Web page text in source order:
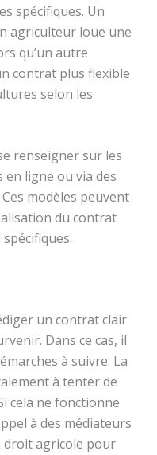
spécifiques. Un
agriculteur loue une
qu’un autre
contrat plus flexible
selon les
renseigner sur les
ligne ou via des
modèles peuvent
du contrat
un contrat clair
Dans ce cas, il
à suivre. La
à tenter de
cela ne fonctionne
à des médiateurs
droit agricole pour